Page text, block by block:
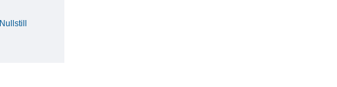
Nullstill